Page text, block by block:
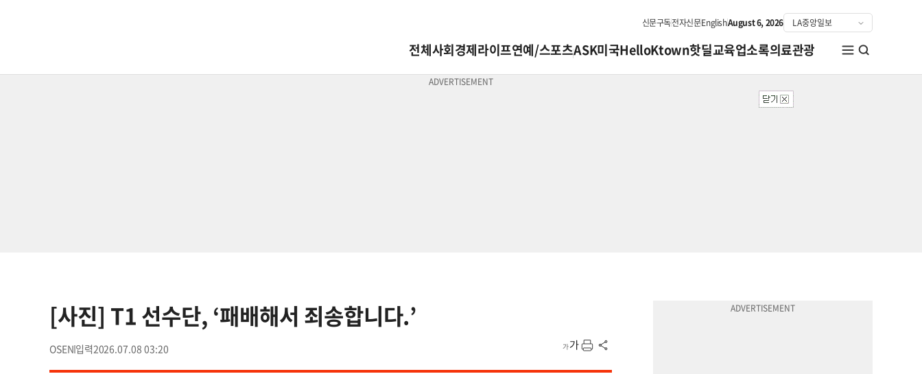
신문구독전자신문EnglishAugust 6, 2026
전체사회경제라이프연예/스포츠ASK미국HelloKtown핫딜교육업소록의료관광
[사진] T1 선수단, ‘패배해서 죄송합니다.’
OSEN 2026.07.08 03:20